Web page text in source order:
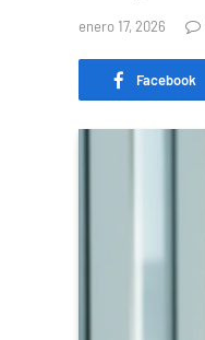
enero 17, 2026
Facebook